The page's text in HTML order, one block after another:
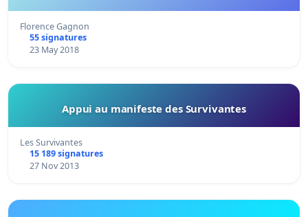
Florence Gagnon
55 signatures
23 May 2018
Appui au manifeste des Survivantes
Les Survivantes
15 189 signatures
27 Nov 2013